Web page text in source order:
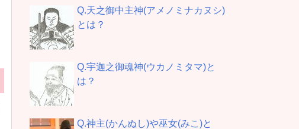
Q.天之御中主神(アメノミナカヌシ)
とは？
Q.宇迦之御魂神(ウカノミタマ)と
は？
Q.神主(かんぬし)や巫女(みこ)と